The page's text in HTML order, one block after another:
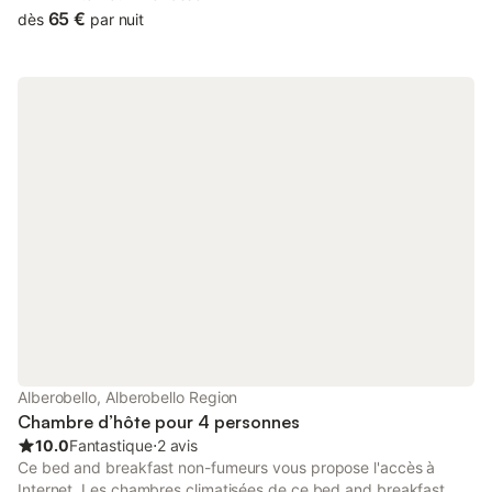
dès 65 € par nuit
Alberobello, Alberobello Region
Chambre d’hôte pour 4 personnes
10.0Fantastique⋅2 avis
Ce bed and breakfast non-fumeurs vous propose l'accès à